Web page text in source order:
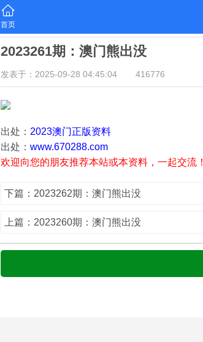
首页
2023261期：澳门熊出没
发表于：2025-09-28 04:45:04 416776
出处： 2023澳门正版资料
出处： www.670288.com
欢迎向您的朋友推荐本站或本资料，一起交流！
下篇：2023262期：澳门熊出没
上篇：2023260期：澳门熊出没